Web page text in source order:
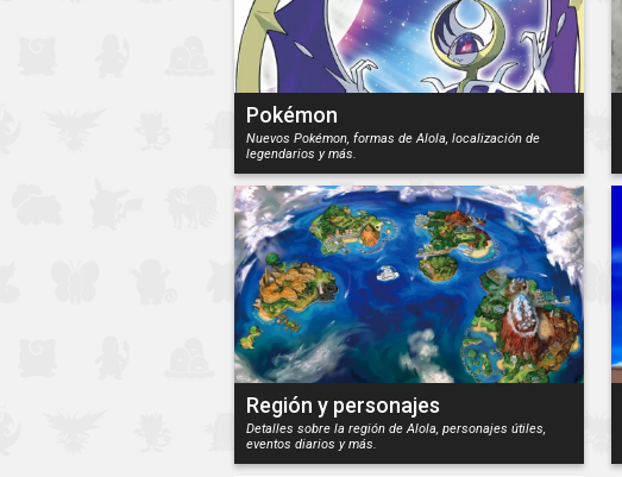
Pokémon
Nuevos Pokémon, formas de Alola, localización de
legendarios y más.
Región y personajes
Detalles sobre la región de Alola, personajes útiles,
eventos diarios y más.